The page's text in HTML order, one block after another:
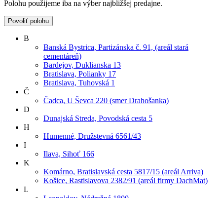
Polohu použijeme iba na výber najbližšej predajne.
Povoliť polohu
B
Banská Bystrica, Partizánska č. 91, (areál stará
cementáreň)
Bardejov, Duklianska 13
Bratislava, Polianky 17
Bratislava, Tuhovská 1
Č
Čadca, U Ševca 220 (smer Drahošanka)
D
Dunajská Streda, Povodská cesta 5
H
Humenné, Družstevná 6561/43
I
Ilava, Sihoť 166
K
Komárno, Bratislavská cesta 5817/15 (areál Arriva)
Košice, Rastislavova 2382/91 (areál firmy DachMat)
L